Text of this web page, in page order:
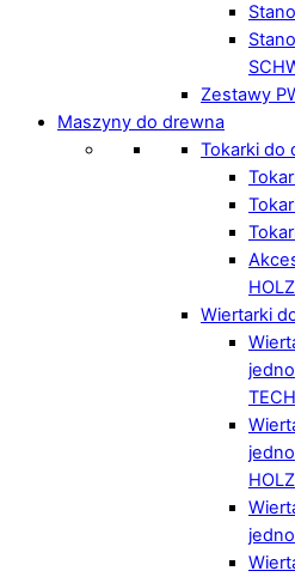
Zestawy
Maszyny do drewna
Tokarki do
Wiertarki